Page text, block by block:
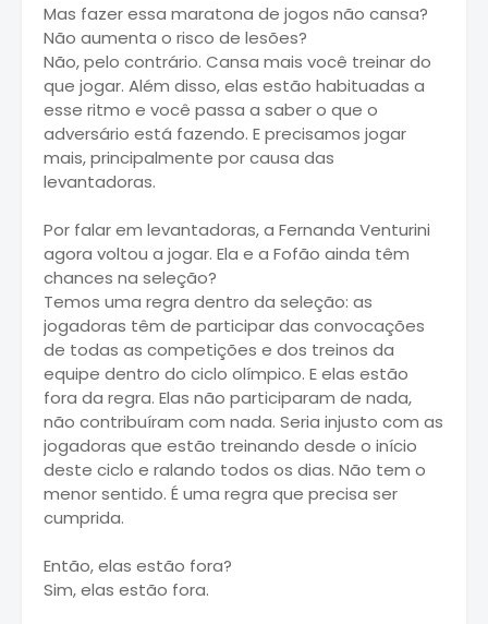
Mas fazer essa maratona de jogos não cansa?
Não aumenta o risco de lesões?
Não, pelo contrário. Cansa mais você treinar do
que jogar. Além disso, elas estão habituadas a
esse ritmo e você passa a saber o que o
adversário está fazendo. E precisamos jogar
mais, principalmente por causa das
levantadoras.
Por falar em levantadoras, a Fernanda Venturini
agora voltou a jogar. Ela e a Fofão ainda têm
chances na seleção?
Temos uma regra dentro da seleção: as
jogadoras têm de participar das convocações
de todas as competições e dos treinos da
equipe dentro do ciclo olímpico. E elas estão
fora da regra. Elas não participaram de nada,
não contribuíram com nada. Seria injusto com as
jogadoras que estão treinando desde o início
deste ciclo e ralando todos os dias. Não tem o
menor sentido. É uma regra que precisa ser
cumprida.
Então, elas estão fora?
Sim, elas estão fora.